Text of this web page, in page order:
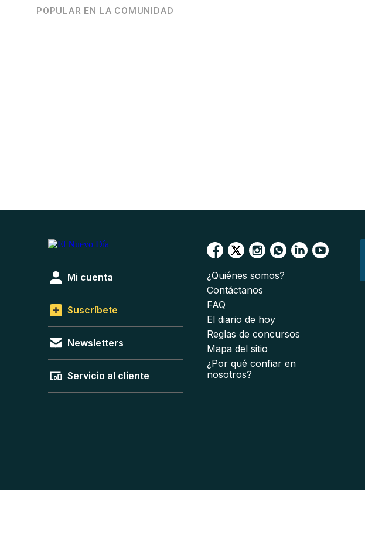
POPULAR EN LA COMUNIDAD
Mi cuenta
Suscríbete
Newsletters
Servicio al cliente
¿Quiénes somos?
Contáctanos
FAQ
El diario de hoy
Reglas de concursos
Mapa del sitio
¿Por qué confiar en
nosotros?